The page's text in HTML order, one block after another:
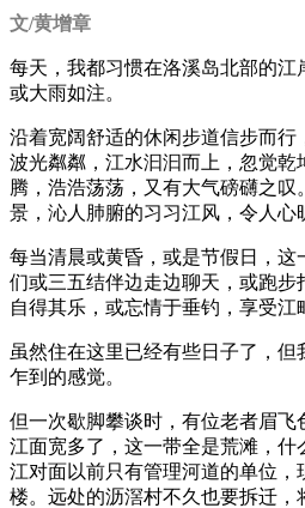
文/黄增章
每天，我都习惯在洛溪岛北部的江
或大雨如注。
沿着宽阔舒适的休闲步道信步而
波光粼粼，江水汩汩而上，忽觉乾
腾，浩浩荡荡，又有大气磅礴之叹
景，沁人肺腑的习习江风，令人心
每当清晨或黄昏，或是节假日，
们或三五结伴边走边聊天，或跑步
自得其乐，或忘情于垂钓，享受江
虽然住在这里已经有些日子了，
乍到的感觉。
但一次歇脚攀谈时，有位老者眉
江面宽多了，这一带全是荒滩，什
江对面以前只有管理河道的单位，
楼。远处的沥滘村不久也要拆迁